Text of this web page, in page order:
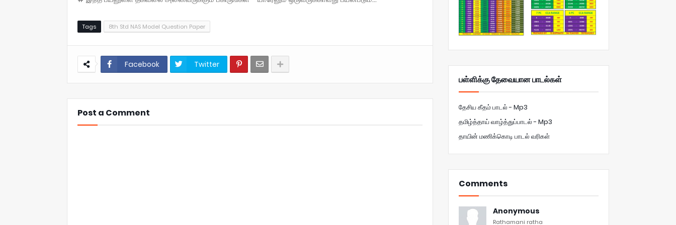
Tags 8th Std NAS Model Question Paper
Facebook Twitter
Post a Comment
பள்ளிக்கு தேவையான பாடல்கள்
தேசிய கீதம் பாடல் - Mp3
தமிழ்த்தாய் வாழ்த்துப்பாடல் - Mp3
தாயின் மணிக்கொடி பாடல் வரிகள்
Comments
Anonymous
Rathamani ratha